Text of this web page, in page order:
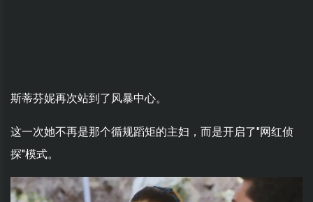
斯蒂芬妮再次站到了风暴中心。
这一次她不再是那个循规蹈矩的主妇，而是开启了"网红侦
探"模式。